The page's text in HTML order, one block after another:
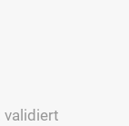
validiert